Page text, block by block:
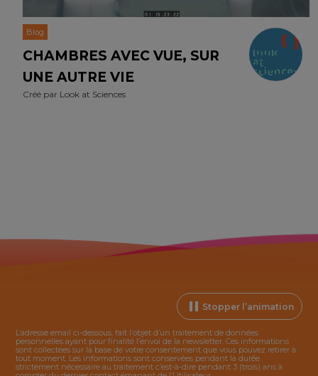
Blog
CHAMBRES AVEC VUE, SUR
UNE AUTRE VIE
Créé par Look at Sciences
Stopper l’animation
L’adresse email ci-dessous, fait l’objet d’un traitement de données
personnelles ayant pour finalité l’envoi de la newsletter. Ces informations
sont collectées sur la base de votre consentement que vous pouvez retirer à
tout moment. Les informations sont conservées pendant la durée
strictement nécessaire au traitement c’est-à-dire pendant 3 (trois) ans à